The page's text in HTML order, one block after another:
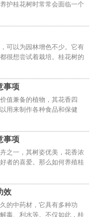
护桂花树时常常会面临一个
可以为园林增色不少。它有
很想尝试着栽培。桂花树的
事项
值兼备的植物，其花香四
用来制作各种食品和保健
事项
之一，其树姿优美，花香浓
者的喜爱。那么如何养殖桂
效
的中药材，它具有多种功
毒、利水等。不仅如此，桂